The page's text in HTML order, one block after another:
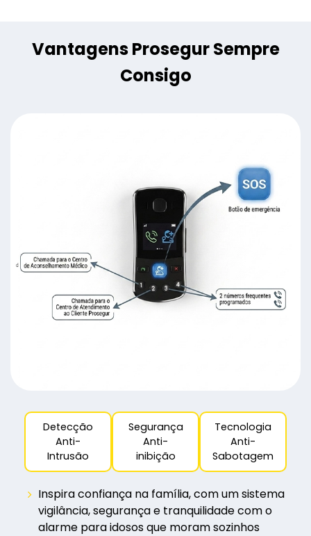
Vantagens Prosegur Sempre
Consigo
Detecção
Anti-
Intrusão
Segurança
Anti-
inibição
Tecnologia
Anti-
Sabotagem
Inspira confiança na família, com um sistema
vigilância, segurança e tranquilidade com o
alarme para idosos que moram sozinhos